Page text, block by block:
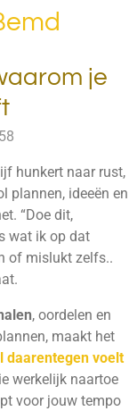
je
hunkert naar rust,
plannen, ideeën en
“Doe dit,
wat ik op dat
of mislukt zelfs..
, oordelen en
maakt het
daarentegen voelt
werkelijk naartoe
voor jouw tempo